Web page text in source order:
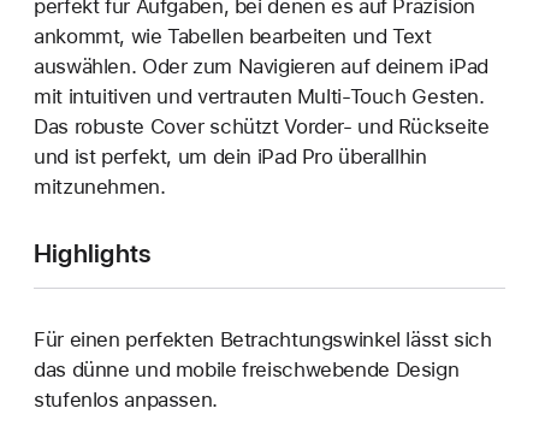
perfekt für Aufgaben, bei denen es auf Präzision
ankommt, wie Tabellen bearbeiten und Text
auswählen. Oder zum Navigieren auf deinem iPad
mit intuitiven und vertrauten Multi-Touch Gesten.
Das robuste Cover schützt Vorder‑ und Rückseite
und ist perfekt, um dein iPad Pro überallhin
mitzunehmen.
Highlights
Für einen perfekten Betrachtungs­winkel lässt sich
das dünne und mobile freischwebende Design
stufenlos anpassen.